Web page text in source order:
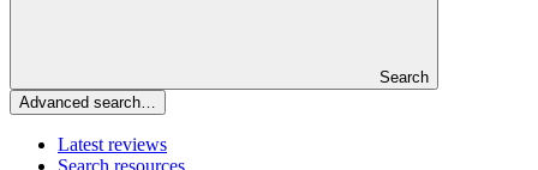
Search
Advanced search…
Latest reviews